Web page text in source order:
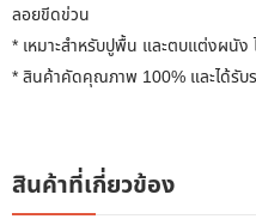
ลอยขีดข่วน
* เหมาะสำหรับปูพื้น และตบแต่งผนัง
* สินค้าคัดคุณภาพ 100% และได้รับ
สินค้าที่เกี่ยวข้อง